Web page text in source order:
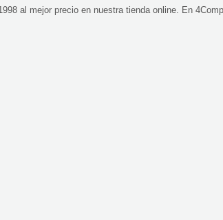
al mejor precio en nuestra tienda online. En